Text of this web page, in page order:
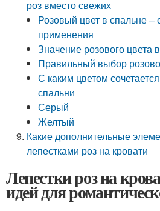
роз вместо свежих
Розовый цвет в спальне –
применения
Значение розового цвета
Правильный выбор
С каким цветом
спальни
Серый
Желтый
Какие дополнительные
лепестками роз на кровати
Лепестки роз на
идей для